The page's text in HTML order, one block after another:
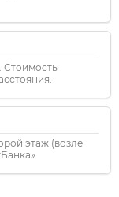
Стоимость
этаж (возле